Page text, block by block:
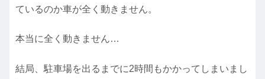
ているのか車が全く動きません。
本当に全く動きません…
結局、駐車場を出るまでに2時間もかかってしまいまし